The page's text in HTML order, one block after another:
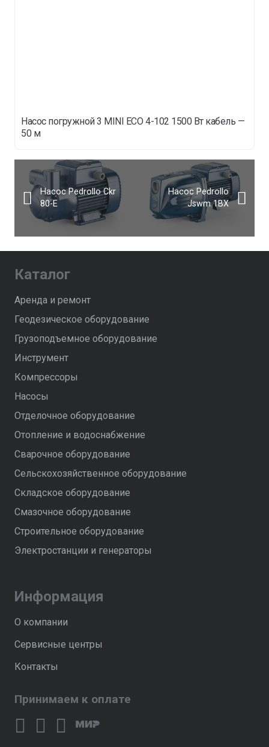
Насос погружной 3 MINI ECO 4-102 1500 Вт кабель —
50 м
Насос Pedrollo Ckr
80-E
Насос Pedrollo
Jswm 1BX
Каталог
Аренда и ремонт
Геодезическое оборудование
Грузоподъемное оборудование
Инструмент
Компрессоры
Насосы
Отделочное оборудование
Отопление и водоснабжение
Сварочное оборудование
Сельскохозяйственное оборудование
Складское оборудование
Смазочное оборудование
Строительное оборудование
Электростанции и генераторы
Информация
О компании
Сервисные центры
Контакты
Принимаем к оплате